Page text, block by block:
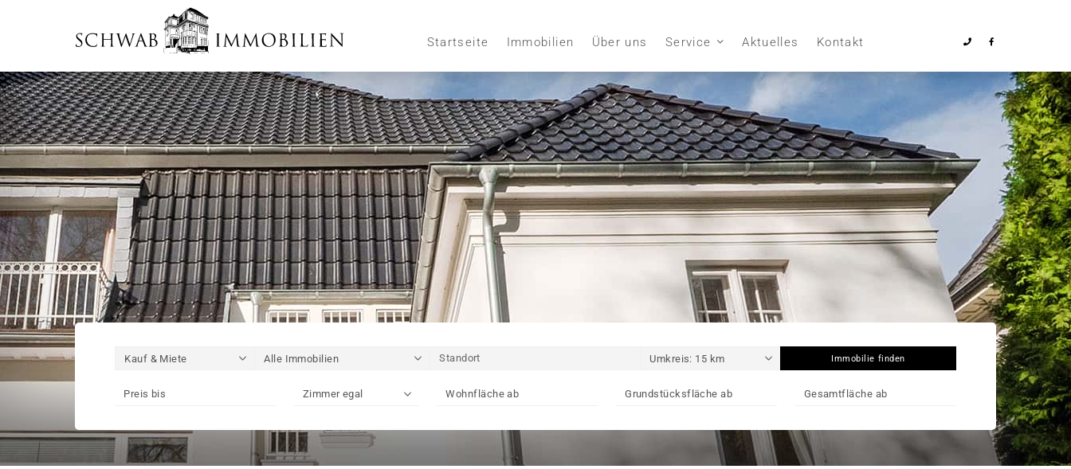
Startseite Immobilien Über uns Service Aktuelles Kontakt
Immobilie finden